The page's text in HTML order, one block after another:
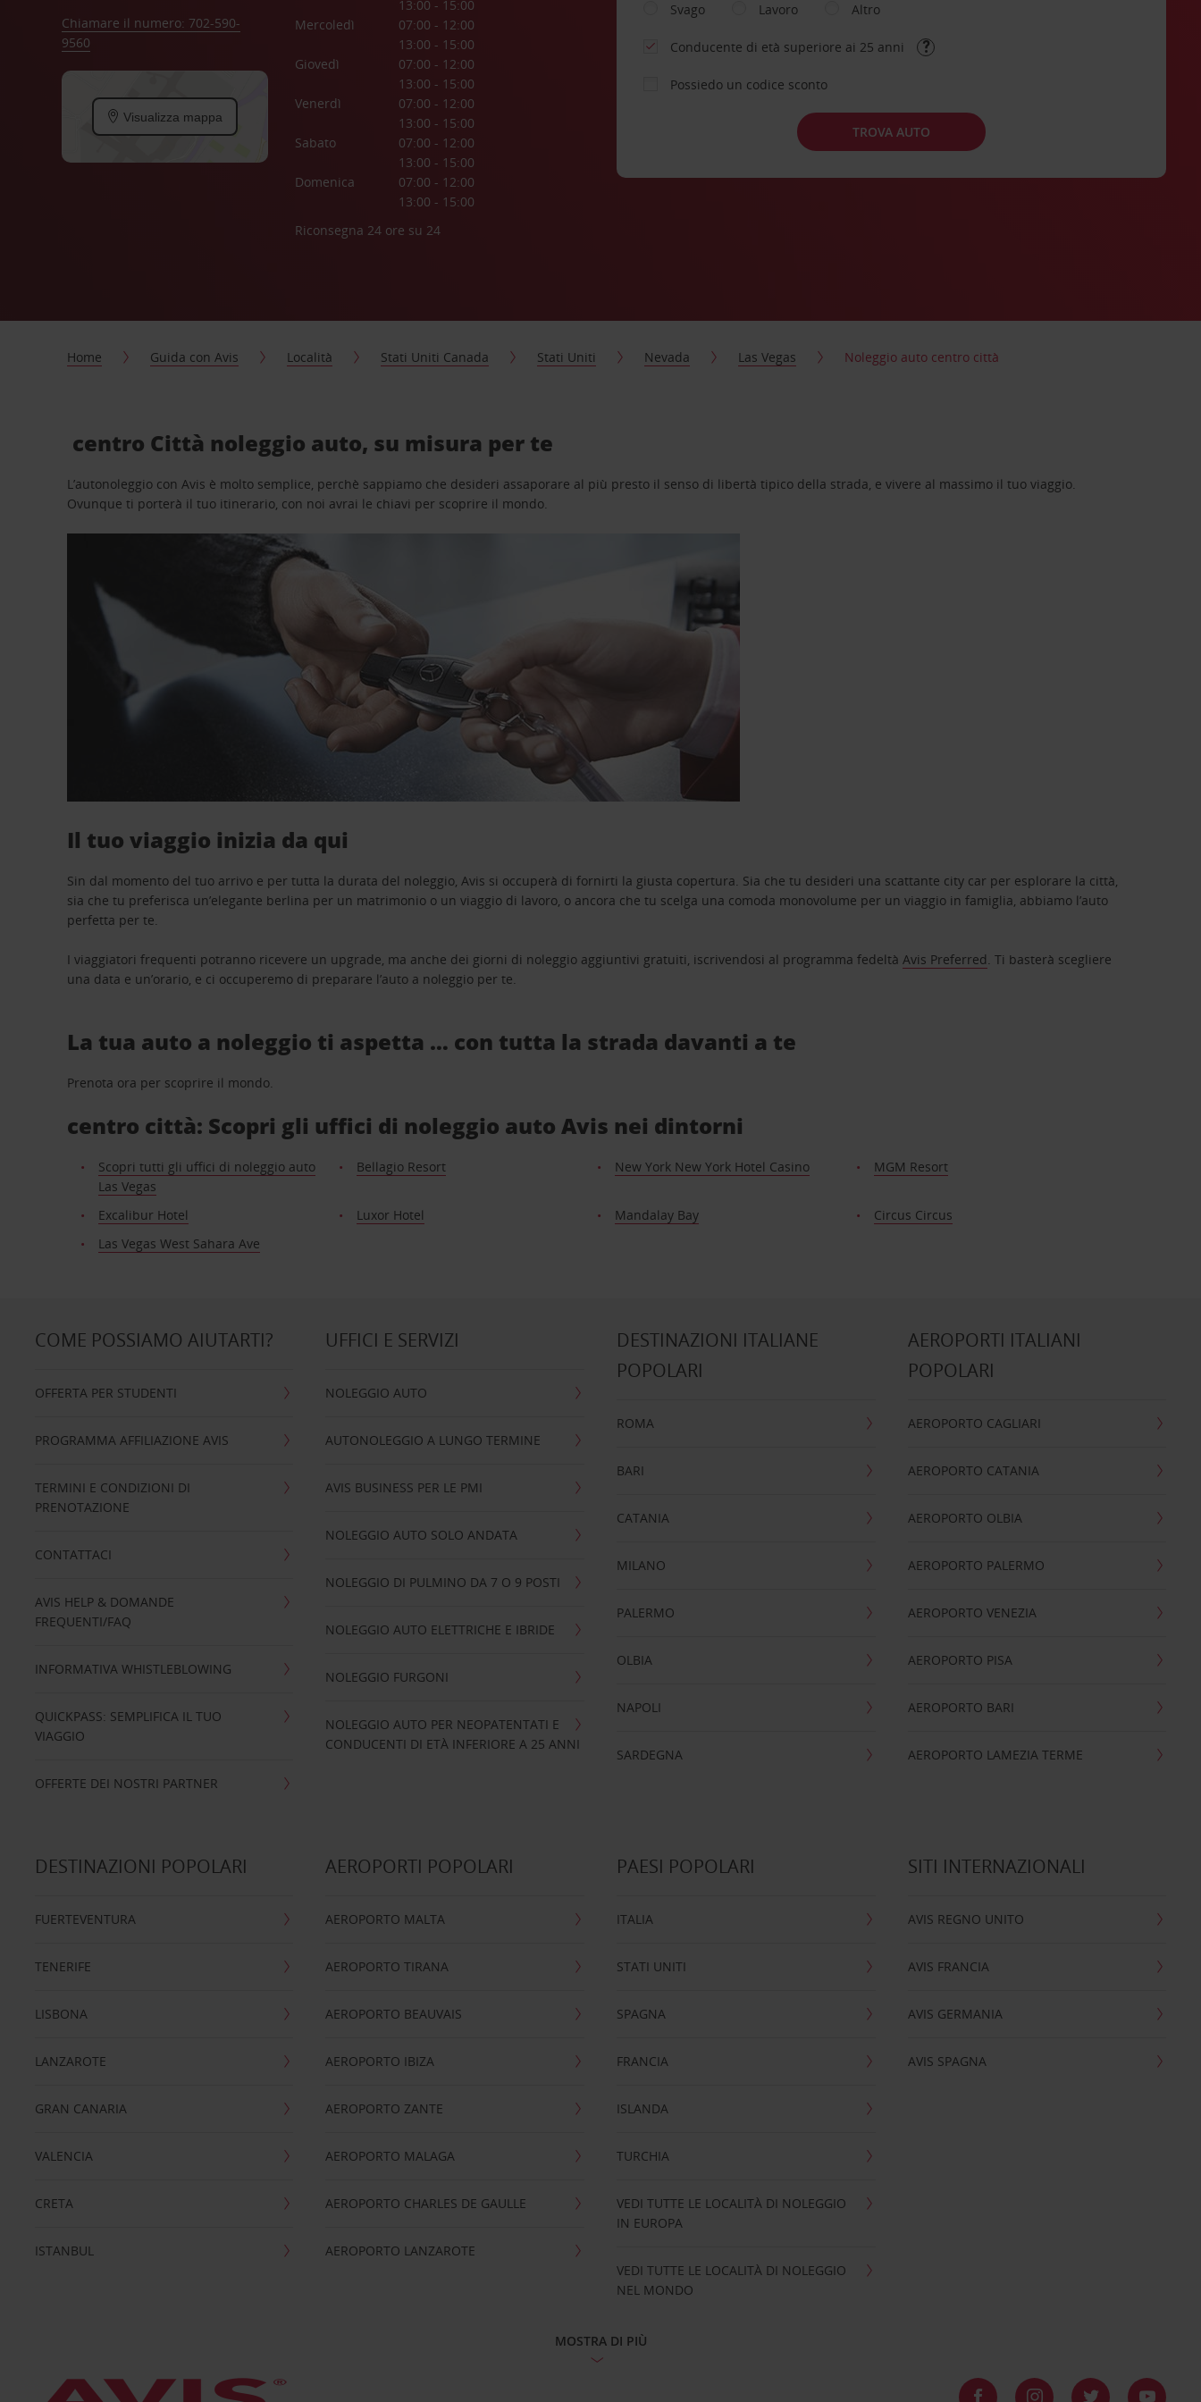
Chiamare il numero: 702-590-
9560
Visualizza mappa
13:00 - 15:00
Mercoledì
07:00 - 12:00
13:00 - 15:00
Giovedì
07:00 - 12:00
13:00 - 15:00
Venerdì
07:00 - 12:00
13:00 - 15:00
Sabato
07:00 - 12:00
13:00 - 15:00
Domenica
07:00 - 12:00
13:00 - 15:00
Riconsegna 24 ore su 24
Svago
Lavoro Altro
Conducente di età superiore ai 25 anni
Possiedo un codice sconto
TROVA AUTO
Home Guida con Avis Località Stati Uniti Canada Stati Uniti Nevada Las Vegas Noleggio auto centro città
centro Città noleggio auto, su misura per te
L’autonoleggio con Avis è molto semplice, perchè sappiamo che desideri assaporare al più presto il senso di libertà tipico della strada, e vivere al massimo il tuo viaggio.
Ovunque ti porterà il tuo itinerario, con noi avrai le chiavi per scoprire il mondo.
Il tuo viaggio inizia da qui
Sin dal momento del tuo arrivo e per tutta la durata del noleggio, Avis si occuperà di fornirti la giusta copertura. Sia che tu desideri una scattante city car per esplorare la città,
sia che tu preferisca un’elegante berlina per un matrimonio o un viaggio di lavoro, o ancora che tu scelga una comoda monovolume per un viaggio in famiglia, abbiamo l’auto
perfetta per te.
I viaggiatori frequenti potranno ricevere un upgrade, ma anche dei giorni di noleggio aggiuntivi gratuiti, iscrivendosi al programma fedeltàAvis Preferred. Ti basterà scegliere
una data e un’orario, e ci occuperemo di preparare l’auto a noleggio per te.
La tua auto a noleggio ti aspetta … con tutta la strada davanti a te
Prenota ora per scoprire il mondo.
centro città: Scopri gli uffici di noleggio auto Avis nei dintorni
Scopri tutti gli uffici di noleggio auto
Las Vegas
Bellagio Resort New York New York Hotel Casino MGM Resort
Excalibur Hotel Luxor Hotel Mandalay Bay
Circus Circus
Las Vegas West Sahara Ave
COME POSSIAMO AIUTARTI?
OFFERTA PER STUDENTI
PROGRAMMA AFFILIAZIONE AVIS
TERMINI E CONDIZIONI DI
PRENOTAZIONE
CONTATTACI
AVIS HELP & DOMANDE
FREQUENTI/FAQ
INFORMATIVA WHISTLEBLOWING
QUICKPASS: SEMPLIFICA IL TUO
VIAGGIO
OFFERTE DEI NOSTRI PARTNER
UFFICI E SERVIZI
NOLEGGIO AUTO
AUTONOLEGGIO A LUNGO TERMINE
AVIS BUSINESS PER LE PMI
NOLEGGIO AUTO SOLO ANDATA
NOLEGGIO DI PULMINO DA 7 O 9 POSTI
NOLEGGIO AUTO ELETTRICHE E IBRIDE
NOLEGGIO FURGONI
NOLEGGIO AUTO PER NEOPATENTATI E
CONDUCENTI DI ETÀ INFERIORE A 25 ANNI
DESTINAZIONI ITALIANE
POPOLARI
ROMA
BARI
CATANIA
MILANO
PALERMO
OLBIA
NAPOLI
SARDEGNA
AEROPORTI ITALIANI
POPOLARI
AEROPORTO CAGLIARI
AEROPORTO CATANIA
AEROPORTO OLBIA
AEROPORTO PALERMO
AEROPORTO VENEZIA
AEROPORTO PISA
AEROPORTO BARI
AEROPORTO LAMEZIA TERME
DESTINAZIONI POPOLARI
FUERTEVENTURA
TENERIFE
LISBONA
LANZAROTE
GRAN CANARIA
VALENCIA
CRETA
ISTANBUL
AEROPORTI POPOLARI
AEROPORTO MALTA
AEROPORTO TIRANA
AEROPORTO BEAUVAIS
AEROPORTO IBIZA
AEROPORTO ZANTE
AEROPORTO MALAGA
AEROPORTO CHARLES DE GAULLE
AEROPORTO LANZAROTE
PAESI POPOLARI
ITALIA
STATI UNITI
SPAGNA
FRANCIA
ISLANDA
TURCHIA
VEDI TUTTE LE LOCALITÀ DI NOLEGGIO
IN EUROPA
VEDI TUTTE LE LOCALITÀ DI NOLEGGIO
NEL MONDO
SITI INTERNAZIONALI
AVIS REGNO UNITO
AVIS FRANCIA
AVIS GERMANIA
AVIS SPAGNA
MOSTRA DI PIÙ